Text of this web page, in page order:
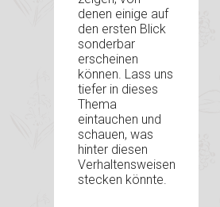
denen einige auf
den ersten Blick
sonderbar
erscheinen
können. Lass uns
tiefer in dieses
Thema
eintauchen und
schauen, was
hinter diesen
Verhaltensweisen
stecken könnte.